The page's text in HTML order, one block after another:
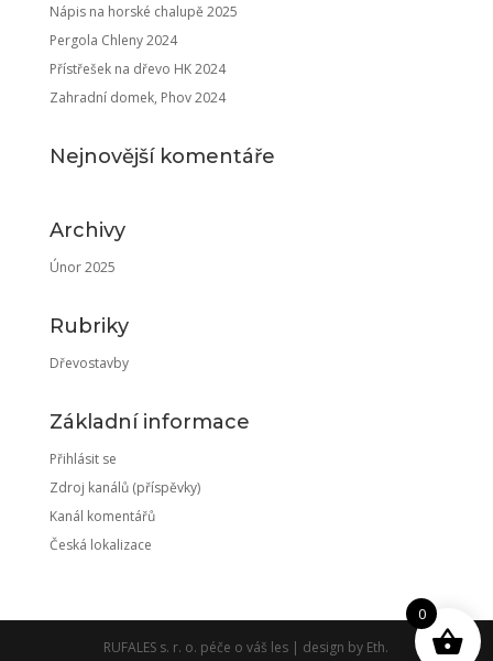
Nápis na horské chalupě 2025
Pergola Chleny 2024
Přístřešek na dřevo HK 2024
Zahradní domek, Phov 2024
Nejnovější komentáře
Archivy
Únor 2025
Rubriky
Dřevostavby
Základní informace
Přihlásit se
Zdroj kanálů (příspěvky)
Kanál komentářů
Česká lokalizace
RUFALES s. r. o. péče o váš les | design by Eth.
0